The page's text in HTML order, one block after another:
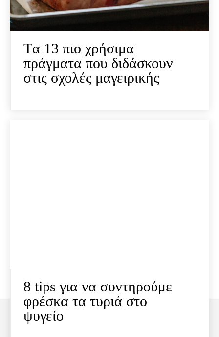
Tα 13 πιο χρήσιμα
πράγματα που διδάσκουν
στις σχολές μαγειρικής
8 tips για να συντηρούμε
φρέσκα τα τυριά στο
ψυγείο